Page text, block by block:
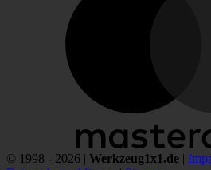
© 1998 - 2026 | Werkzeug1x1.de |